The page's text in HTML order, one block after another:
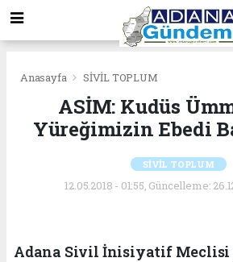
Anasayfa SİVİL TOPLUM
ASİM: Kudüs
Yüreğimizin Ebedi
SİVİL TOPLUM
12.05.2018 - 01:55, Güncelleme:
Adana Sivil İnisiyatif Meclisi